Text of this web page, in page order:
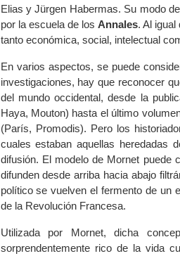
Elias y Jürgen Habermas. Su modo
por la escuela de los Annales. Al igual
tanto económica, social, intelectual
En varios aspectos, se puede
investigaciones, hay que reconocer
del mundo occidental, desde la
Haya, Mouton) hasta el último
(París, Promodis). Pero los
cuales estaban aquellas heredadas
difusión. El modelo de Mornet puede
difunden desde arriba hacia abajo
político se vuelven el fermento de un
de la Revolución Francesa.
Utilizada por Mornet, dicha
sorprendentemente rico de la vida